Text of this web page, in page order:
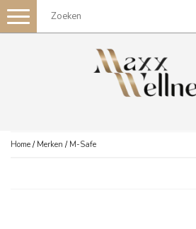
Toggle
navigation
Home / Merken / M-Safe